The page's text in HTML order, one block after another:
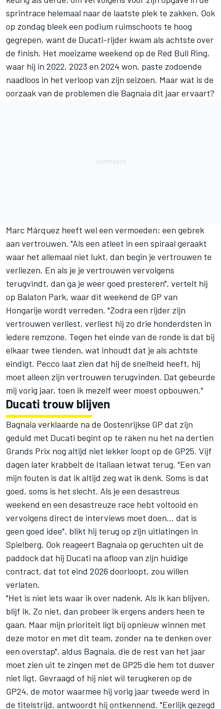
sprintrace helemaal naar de laatste plek te zakken. Ook
op zondag bleek een podium ruimschoots te hoog
gegrepen, want de Ducati-rijder kwam als achtste over
de finish. Het moeizame weekend op de Red Bull Ring,
waar hij in 2022, 2023 en 2024 won, paste zodoende
naadloos in het verloop van zijn seizoen. Maar wat is de
oorzaak van de problemen die Bagnaia dit jaar ervaart?
Marc Márquez heeft wel een vermoeden: een gebrek
aan vertrouwen. "Als een atleet in een spiraal geraakt
waar het allemaal niet lukt, dan begin je vertrouwen te
verliezen. En als je je vertrouwen vervolgens
terugvindt, dan ga je weer goed presteren", vertelt hij
op Balaton Park, waar dit weekend de GP van
Hongarije wordt verreden. "Zodra een rijder zijn
vertrouwen verliest, verliest hij zo drie honderdsten in
iedere remzone. Tegen het einde van de ronde is dat bij
elkaar twee tienden, wat inhoudt dat je als achtste
eindigt. Pecco laat zien dat hij de snelheid heeft, hij
moet alleen zijn vertrouwen terugvinden. Dat gebeurde
mij vorig jaar, toen ik mezelf weer moest opbouwen."
Ducati trouw blijven
Bagnaia verklaarde na de Oostenrijkse GP dat zijn
geduld met Ducati begint op te raken nu het na dertien
Grands Prix nog altijd niet lekker loopt op de GP25. Vijf
dagen later krabbelt de Italiaan ietwat terug. "Een van
mijn fouten is dat ik altijd zeg wat ik denk. Soms is dat
goed, soms is het slecht. Als je een desastreus
weekend en een desastreuze race hebt voltooid en
vervolgens direct de interviews moet doen... dat is
geen goed idee", blikt hij terug op zijn uitlatingen in
Spielberg. Ook reageert Bagnaia op geruchten uit de
paddock dat hij Ducati na afloop van zijn huidige
contract, dat tot eind 2026 doorloopt, zou willen
verlaten.
"Het is niet iets waar ik over nadenk. Als ik kan blijven,
blijf ik. Zo niet, dan probeer ik ergens anders heen te
gaan. Maar mijn prioriteit ligt bij opnieuw winnen met
deze motor en met dit team, zonder na te denken over
een overstap", aldus Bagnaia, die de rest van het jaar
moet zien uit te zingen met de GP25 die hem tot dusver
niet ligt. Gevraagd of hij niet wil terugkeren op de
GP24, de motor waarmee hij vorig jaar tweede werd in
de titelstrijd, antwoordt hij ontkennend. "Eerlijk gezegd